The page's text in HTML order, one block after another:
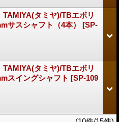
TAMIYA(タミヤ)/TBエボリ
サスシャフト（4本） [SP-
TAMIYA(タミヤ)/TBエボリ
スイングシャフト [SP-109